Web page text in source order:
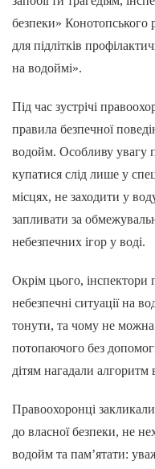
безпеки» Конотопського
для підлітків
на водоймі».
Під час зустрічі
правила безпечної
водойм. Особливу увагу
купатися слід лише у
місцях, не заходити у
запливати за
небезпечних ігор у воді.
Окрім цього, інспектори
небезпечні ситуації на
тонути, та чому не можна
потопаючого без
дітям нагадали
Правоохоронці
до власної безпеки, не
водойм та пам’ятати: